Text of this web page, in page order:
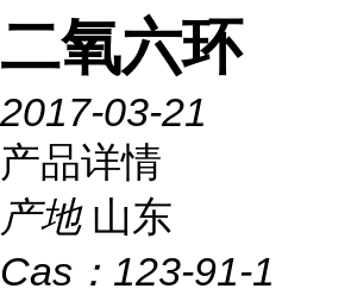
二氧六环
2017-03-21
产品详情
产地 山东
Cas： 123-91-1